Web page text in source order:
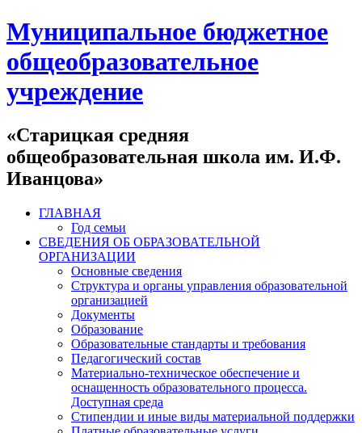
Муниципальное бюджетное
общеобразовательное
учреждение
«Старицкая средняя
общеобразовательная школа им. И.Ф.
Иванцова»
ГЛАВНАЯ
Год семьи
СВЕДЕНИЯ ОБ ОБРАЗОВАТЕЛЬНОЙ
ОРГАНИЗАЦИИ
Основные сведения
Структура и органы управления образовательной
организацией
Документы
Образование
Образовательные стандарты и требования
Педагогический состав
Материально-техническое обеспечение и
оснащенность образовательного процесса.
Доступная среда
Стипендии и иные виды материальной поддержки